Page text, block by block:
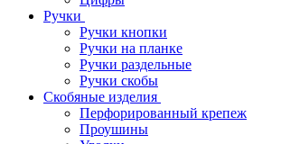
Ручки
Ручки кнопки
Ручки на планке
Ручки раздельные
Ручки скобы
Скобяные изделия
Перфорированный крепеж
Проушины